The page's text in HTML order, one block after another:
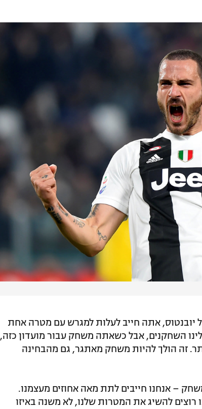
אתה חייב לעלות למגרש עם מטרה אחת
השחקנים, אבל כשאתה משחק עבור מועדון כזה,
זה הולך להיות משחק מאתגר, גם מהבחינה
– אנחנו חייבים לתת מאה אחוזים מעצמנו.
רוצים להשיג את המטרות שלנו, לא משנה באיזו